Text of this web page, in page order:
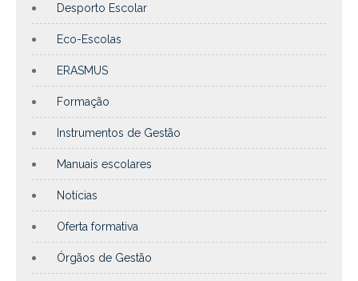
Desporto Escolar
Eco-Escolas
ERASMUS
Formação
Instrumentos de Gestão
Manuais escolares
Notícias
Oferta formativa
Órgãos de Gestão